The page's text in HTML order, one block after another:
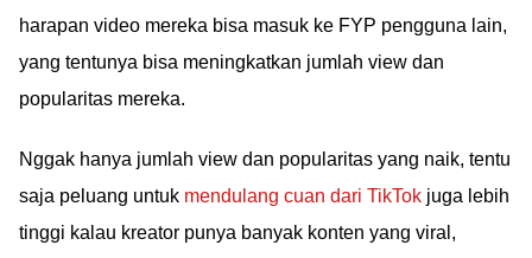
harapan video mereka bisa masuk ke FYP pengguna lain,
yang tentunya bisa meningkatkan jumlah view dan
popularitas mereka.
Nggak hanya jumlah view dan popularitas yang naik, tentu
saja peluang untuk mendulang cuan dari TikTok juga lebih
tinggi kalau kreator punya banyak konten yang viral,